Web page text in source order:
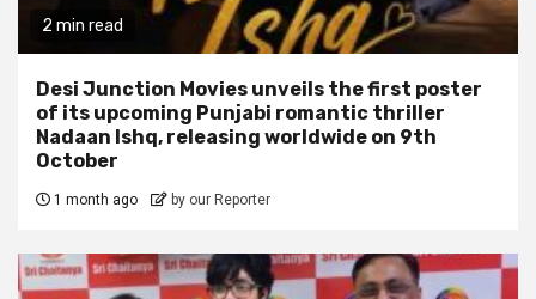
2 min read
Desi Junction Movies unveils the first poster
of its upcoming Punjabi romantic thriller
Nadaan Ishq, releasing worldwide on 9th
October
1 month ago by our Reporter